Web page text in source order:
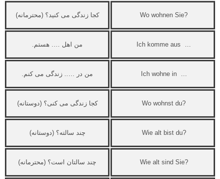
Wo wohnen Sie? کجا زندگی می کنید؟ (محترمانه)
Ich komme aus … من اهل …. هستم.
Ich wohne in … من در ….. زندگی می کنم.
Wo wohnst du? کجا زندگی می کنی؟ (دوستانه)
Wie alt bist du? چند سالته؟ (دوستانه)
Wie alt sind Sie? چند سالتان است؟ (محترمانه)